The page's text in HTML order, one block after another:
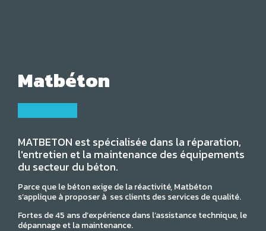
Matbéton
MATBETON est spécialisée dans la réparation,
l'entretien et la maintenance des équipements
du secteur du béton.
Parce que le béton exige de la réactivité, Matbéton
s’applique à proposer à ses clients des services de qualité.
Fortes de 45 ans d’expérience dans l’assistance technique, le
dépannage et la maintenance.